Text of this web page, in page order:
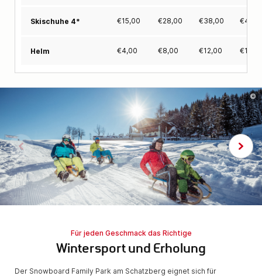
Skischuhe 4* €15,00 €28,00 €38,00 €
Helm €4,00 €8,00 €12,00 €
©
Für jeden Geschmack das Richtige
Wintersport und Erholung
Der Snowboard Family Park am Schatzberg eignet sich für